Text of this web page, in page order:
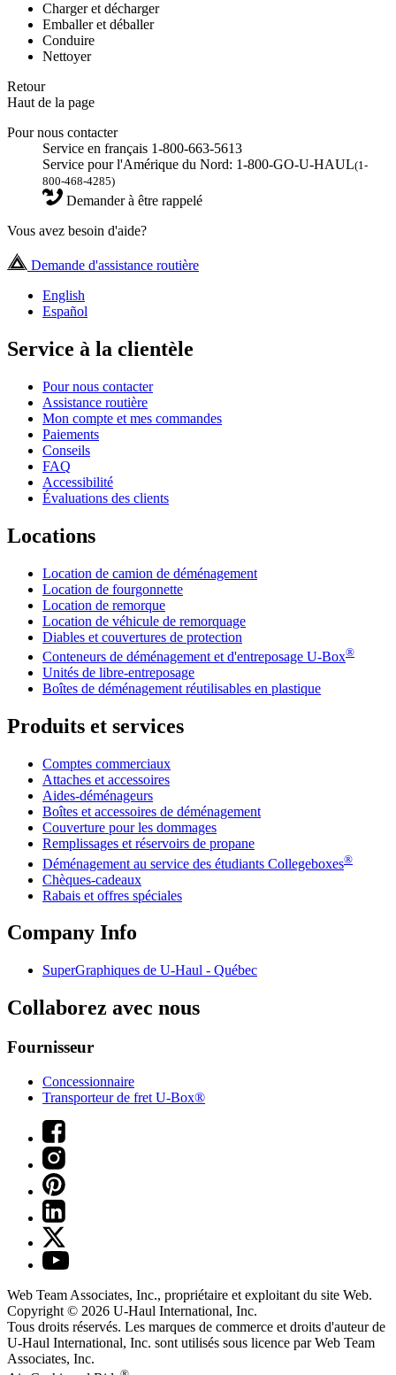
Charger et décharger
Emballer et déballer
Conduire
Nettoyer
Retour
Haut de la page
Pour nous contacter
Service en français 1-800-663-5613
Service pour l'Amérique du Nord: 1-800-GO-U-HAUL(1-
800-468-4285)
Demander à être rappelé
Vous avez besoin d'aide?
Demande d'assistance routière
English
Español
Service à la clientèle
Pour nous contacter
Assistance routière
Mon compte et mes commandes
Paiements
Conseils
FAQ
Accessibilité
Évaluations des clients
Locations
Location de camion de déménagement
Location de fourgonnette
Location de remorque
Location de véhicule de remorquage
Diables et couvertures de protection
Conteneurs de déménagement et d'entreposage U-Box®
Unités de libre-entreposage
Boîtes de déménagement réutilisables en plastique
Produits et services
Comptes commerciaux
Attaches et accessoires
Aides-déménageurs
Boîtes et accessoires de déménagement
Couverture pour les dommages
Remplissages et réservoirs de propane
Déménagement au service des étudiants Collegeboxes®
Chèques-cadeaux
Rabais et offres spéciales
Company Info
SuperGraphiques de U-Haul - Québec
Collaborez avec nous
Fournisseur
Concessionnaire
Transporteur de fret U-Box®
Web Team Associates, Inc., propriétaire et exploitant du site Web.
Copyright © 2026 U-Haul International, Inc.
Tous droits réservés. Les marques de commerce et droits d'auteur de
U-Haul International, Inc. sont utilisés sous licence par Web Team
Associates, Inc.